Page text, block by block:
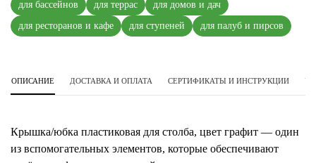
для бассейнов для террас
для домов и дач
для ресторанов и кафе
для ступеней для палуб и пирсов
ОПИСАНИЕ ДОСТАВКА И ОПЛАТА СЕРТИФИКАТЫ И ИНСТРУКЦИИ
Крышка/юбка пластиковая для столба, цвет графит — один
из вспомогательных элементов, которые обеспечивают